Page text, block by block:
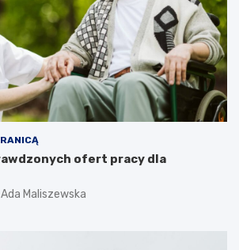
ofert pracy dla
Ada Maliszewska